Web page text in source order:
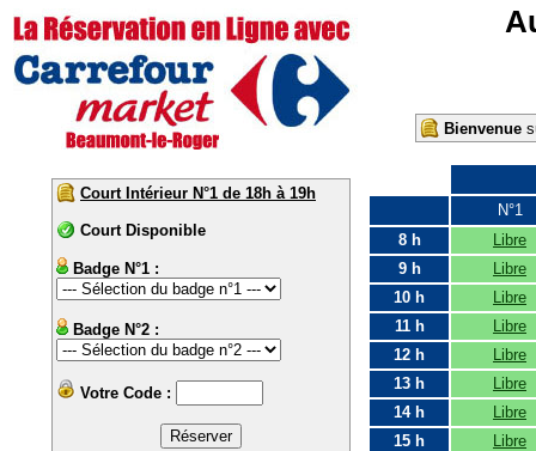
Bienvenue
Court Intérieur N°1 de 18h à 19h
Court Disponible
Badge N°1 :
Badge N°2 :
Votre Code :
N°1
8 h
Libre
9 h
Libre
10 h
Libre
11 h
Libre
12 h
Libre
13 h
Libre
14 h
Libre
15 h
Libre